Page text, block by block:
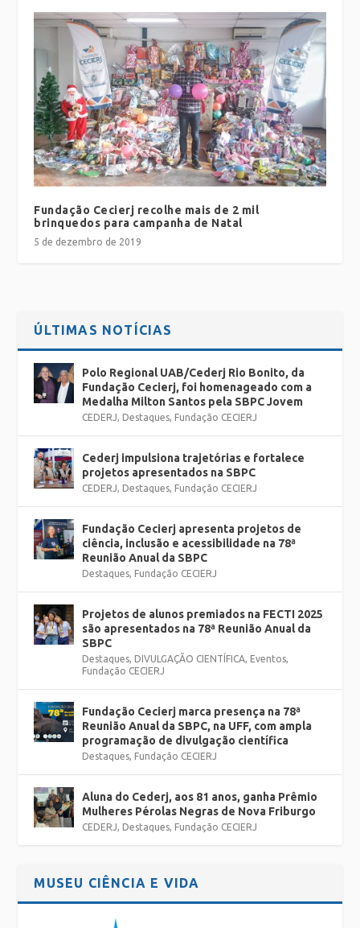
Fundação Cecierj recolhe mais de 2 mil
brinquedos para campanha de Natal
5 de dezembro de 2019
ÚLTIMAS NOTÍCIAS
Polo Regional UAB/Cederj Rio Bonito, da
Fundação Cecierj, foi homenageado com a
Medalha Milton Santos pela SBPC Jovem
CEDERJ, Destaques, Fundação CECIERJ
Cederj impulsiona trajetórias e fortalece
projetos apresentados na SBPC
CEDERJ, Destaques, Fundação CECIERJ
Fundação Cecierj apresenta projetos de
ciência, inclusão e acessibilidade na 78ª
Reunião Anual da SBPC
Destaques, Fundação CECIERJ
Projetos de alunos premiados na FECTI 2025
são apresentados na 78ª Reunião Anual da
SBPC
Destaques, DIVULGAÇÃO CIENTÍFICA, Eventos,
Fundação CECIERJ
Fundação Cecierj marca presença na 78ª
Reunião Anual da SBPC, na UFF, com ampla
programação de divulgação científica
Destaques, Fundação CECIERJ
Aluna do Cederj, aos 81 anos, ganha Prêmio
Mulheres Pérolas Negras de Nova Friburgo
CEDERJ, Destaques, Fundação CECIERJ
MUSEU CIÊNCIA E VIDA